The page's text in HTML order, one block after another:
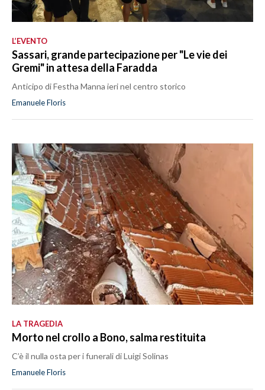
L’EVENTO
Sassari, grande partecipazione per "Le vie dei
Gremi" in attesa della Faradda
Anticipo di Festha Manna ieri nel centro storico
Emanuele Floris
LA TRAGEDIA
Morto nel crollo a Bono, salma restituita
C’è il nulla osta per i funerali di Luigi Solinas
Emanuele Floris